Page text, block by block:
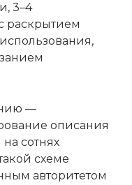
3–4
раскрытием
—
описания
сотнях
схеме
авторитетом